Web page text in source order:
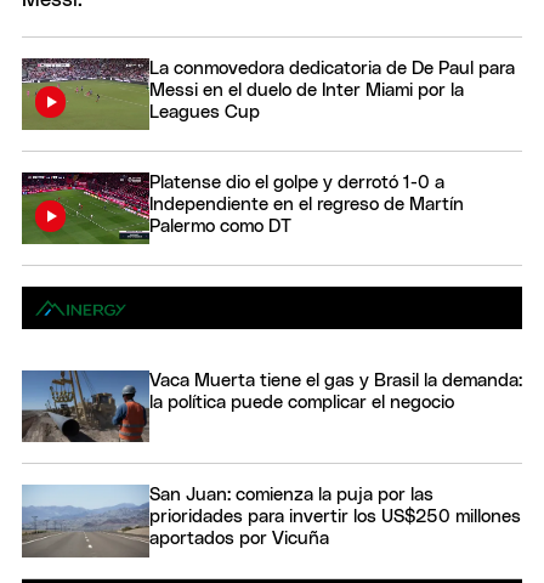
La conmovedora dedicatoria de De Paul para
Messi en el duelo de Inter Miami por la
Leagues Cup
Platense dio el golpe y derrotó 1-0 a
Independiente en el regreso de Martín
Palermo como DT
Vaca Muerta tiene el gas y Brasil la demanda:
la política puede complicar el negocio
San Juan: comienza la puja por las
prioridades para invertir los US$250 millones
aportados por Vicuña